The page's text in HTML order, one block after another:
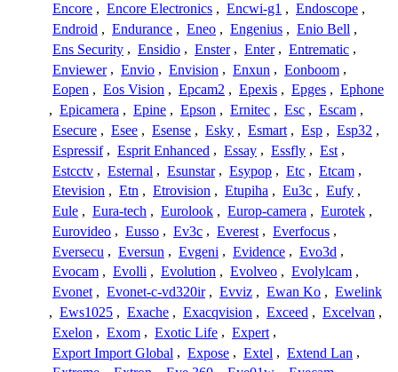
Encore , Encore Electronics , Encwi-g1 , Endoscope ,
Endroid , Endurance , Eneo , Engenius , Enio Bell ,
Ens Security , Ensidio , Enster , Enter , Entrematic ,
Enviewer , Envio , Envision , Enxun , Eonboom ,
Eopen , Eos Vision , Epcam2 , Epexis , Epges , Ephone
, Epicamera , Epine , Epson , Ernitec , Esc , Escam ,
Esecure , Esee , Esense , Esky , Esmart , Esp , Esp32 ,
Espressif , Esprit Enhanced , Essay , Essfly , Est ,
Estcctv , Esternal , Esunstar , Esypop , Etc , Etcam ,
Etevision , Etn , Etrovision , Etupiha , Eu3c , Eufy ,
Eule , Eura-tech , Eurolook , Europ-camera , Eurotek ,
Eurovideo , Eusso , Ev3c , Everest , Everfocus ,
Eversecu , Eversun , Evgeni , Evidence , Evo3d ,
Evocam , Evolli , Evolution , Evolveo , Evolylcam ,
Evonet , Evonet-c-vd320ir , Evviz , Ewan Ko , Ewelink
, Ews1025 , Exache , Exacqvision , Exceed , Excelvan ,
Exelon , Exom , Exotic Life , Expert ,
Export Import Global , Expose , Extel , Extend Lan ,